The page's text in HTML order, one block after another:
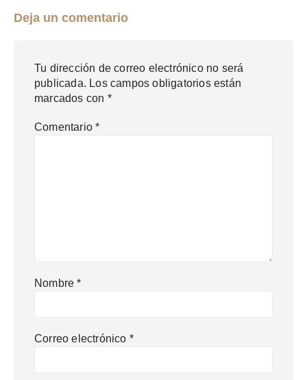
Deja un comentario
Tu dirección de correo electrónico no será
publicada. Los campos obligatorios están
marcados con *
Comentario*
Nombre*
Correo electrónico *